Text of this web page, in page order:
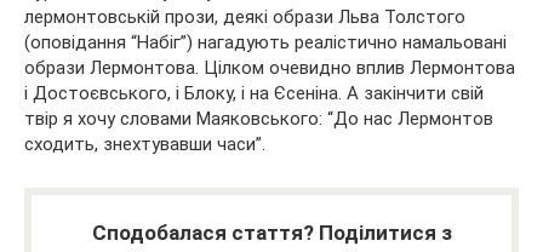
лермонтовській прози, деякі образи Льва Толстого
(оповідання “Набіг”) нагадують реалістично намальовані
образи Лермонтова. Цілком очевидно вплив Лермонтова
і Достоєвського, і Блоку, і на Єсеніна. А закінчити свій
твір я хочу словами Маяковського: “До нас Лермонтов
сходить, знехтувавши часи”.
Сподобалася стаття? Поділитися з